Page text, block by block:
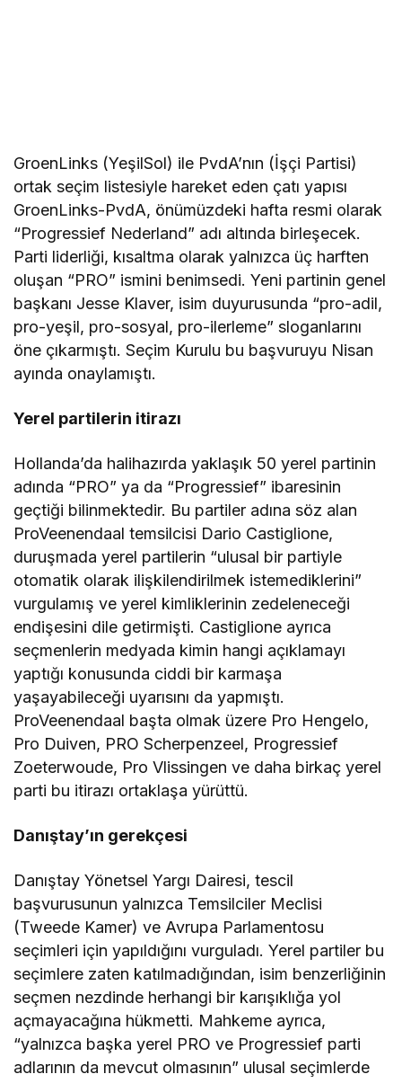
GroenLinks (YeşilSol) ile PvdA’nın (İşçi Partisi)
ortak seçim listesiyle hareket eden çatı yapısı
GroenLinks-PvdA, önümüzdeki hafta resmi olarak
“Progressief Nederland” adı altında birleşecek.
Parti liderliği, kısaltma olarak yalnızca üç harften
oluşan “PRO” ismini benimsedi. Yeni partinin genel
başkanı Jesse Klaver, isim duyurusunda “pro-adil,
pro-yeşil, pro-sosyal, pro-ilerleme” sloganlarını
öne çıkarmıştı. Seçim Kurulu bu başvuruyu Nisan
ayında onaylamıştı.
Yerel partilerin itirazı
Hollanda’da halihazırda yaklaşık 50 yerel partinin
adında “PRO” ya da “Progressief” ibaresinin
geçtiği bilinmektedir. Bu partiler adına söz alan
ProVeenendaal temsilcisi Dario Castiglione,
duruşmada yerel partilerin “ulusal bir partiyle
otomatik olarak ilişkilendirilmek istemediklerini”
vurgulamış ve yerel kimliklerinin zedeleneceği
endişesini dile getirmişti. Castiglione ayrıca
seçmenlerin medyada kimin hangi açıklamayı
yaptığı konusunda ciddi bir karmaşa
yaşayabileceği uyarısını da yapmıştı.
ProVeenendaal başta olmak üzere Pro Hengelo,
Pro Duiven, PRO Scherpenzeel, Progressief
Zoeterwoude, Pro Vlissingen ve daha birkaç yerel
parti bu itirazı ortaklaşa yürüttü.
Danıştay’ın gerekçesi
Danıştay Yönetsel Yargı Dairesi, tescil
başvurusunun yalnızca Temsilciler Meclisi
(Tweede Kamer) ve Avrupa Parlamentosu
seçimleri için yapıldığını vurguladı. Yerel partiler bu
seçimlere zaten katılmadığından, isim benzerliğinin
seçmen nezdinde herhangi bir karışıklığa yol
açmayacağına hükmetti. Mahkeme ayrıca,
“yalnızca başka yerel PRO ve Progressief parti
adlarının da mevcut olmasının” ulusal seçimlerde